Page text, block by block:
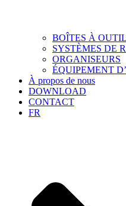
BOÎTES À
SYSTÈMES DE
ORGANISEURS
ÉQUIPEMENT
À propos de nous
DOWNLOAD
CONTACT
FR